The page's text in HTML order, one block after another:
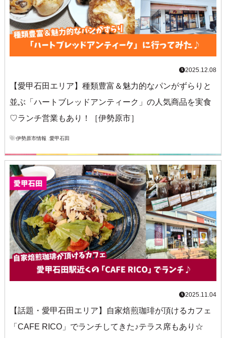
2025.12.08
【愛甲石田エリア】種類豊富＆魅力的なパンがずらりと
並ぶ「ハートブレッドアンティーク」の人気商品を実食
♡ランチ営業もあり！［伊勢原市］
伊勢原市情報 愛甲石田
2025.11.04
【話題・愛甲石田エリア】自家焙煎珈琲が頂けるカフェ
「CAFE RICO」でランチしてきた♪テラス席もあり☆